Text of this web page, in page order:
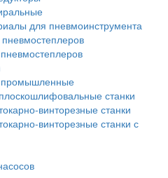
для пневмоинструмента
станки
винторезные станки
винторезные станки с